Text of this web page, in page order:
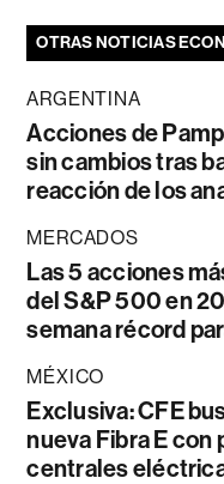
OTRAS NOTICIAS
ARGENTINA
Acciones de
sin cambios tras
reacción de los
MERCADOS
Las 5 acciones
del S&P 500 en
semana récord
MÉXICO
Exclusiva: CFE
nueva Fibra E con
centrales